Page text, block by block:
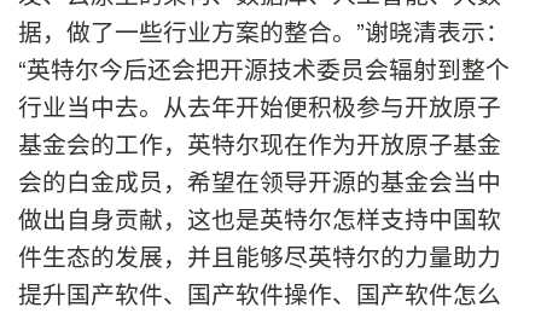
据，做了一些行业方案的整合。”谢晓清表示：
“英特尔今后还会把开源技术委员会辐射到整个
行业当中去。从去年开始便积极参与开放原子
基金会的工作，英特尔现在作为开放原子基金
会的白金成员，希望在领导开源的基金会当中
做出自身贡献，这也是英特尔怎样支持中国软
件生态的发展，并且能够尽英特尔的力量助力
提升国产软件、国产软件操作、国产软件怎么